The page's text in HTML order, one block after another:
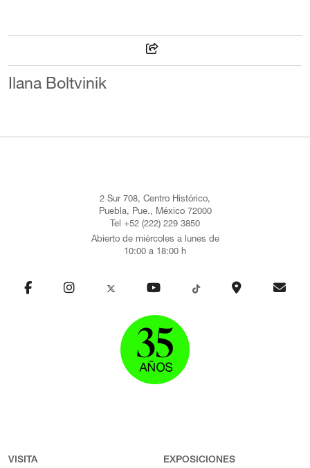
Ilana Boltvinik
2 Sur 708, Centro Histórico,
Puebla, Pue., México 72000
Tel +52 (222) 229 3850
Abierto de miércoles a lunes de
10:00 a 18:00 h
VISITA EXPOSICIONES